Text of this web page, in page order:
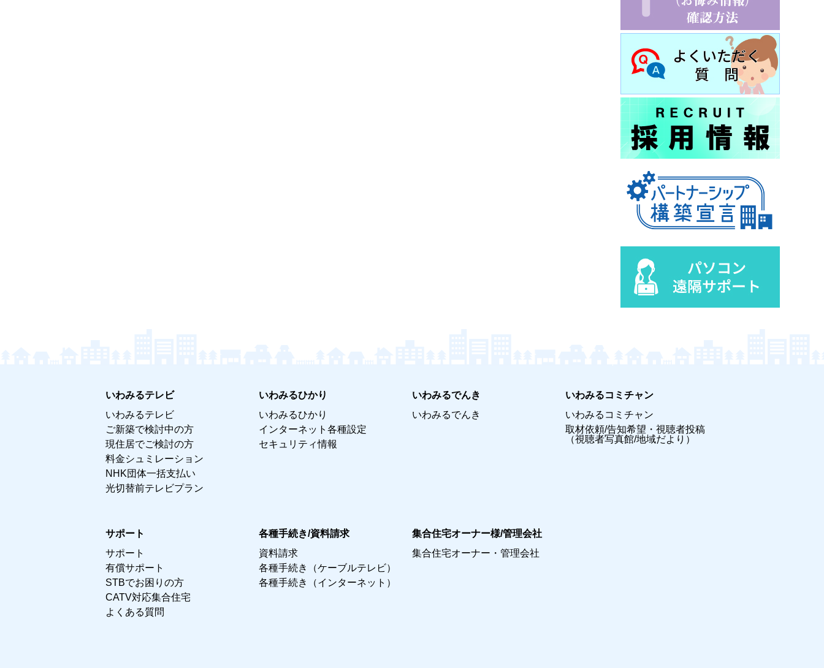
いわみるテレビ
いわみるテレビ
ご新築で検討中の方
現住居でご検討の方
料金シュミレーション
NHK団体一括支払い
光切替前テレビプラン
いわみるひかり
いわみるひかり
インターネット各種設定
セキュリティ情報
いわみるでんき
いわみるでんき
いわみるコミチャン
いわみるコミチャン
取材依頼/告知希望・視聴者投稿
（視聴者写真館/地域だより）
サポート
サポート
有償サポート
STBでお困りの方
CATV対応集合住宅
よくある質問
各種手続き/資料請求
資料請求
各種手続き（ケーブルテレビ）
各種手続き（インターネット）
集合住宅オーナー様/管理会社
集合住宅オーナー・管理会社